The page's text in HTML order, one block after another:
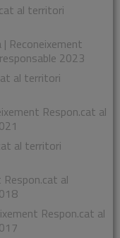
al territori
| Reconeixement
2023
al territori
Respon.cat al
al territori
Respon.cat al
Respon.cat al